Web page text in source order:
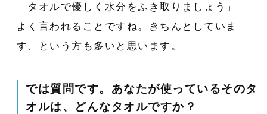
「タオルで優しく水分をふき取りましょう」
よく言われることですね。きちんとしていま
す、という方も多いと思います。
では質問です。あなたが使っているそのタ
オルは、どんなタオルですか？